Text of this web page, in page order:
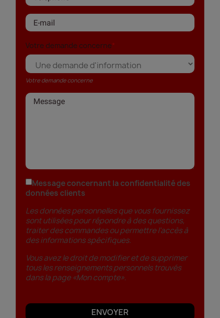
Votre demande concerne
Votre demande concerne
Message concernant la confidentialité des
données clients
Les données personnelles que vous fournissez
sont utilisées pour répondre à des questions,
traiter des commandes ou permettre l’accès à
des informations spécifiques.
Vous avez le droit de modifier et de supprimer
tous les renseignements personnels trouvés
dans la page «Mon compte».
ENVOYER